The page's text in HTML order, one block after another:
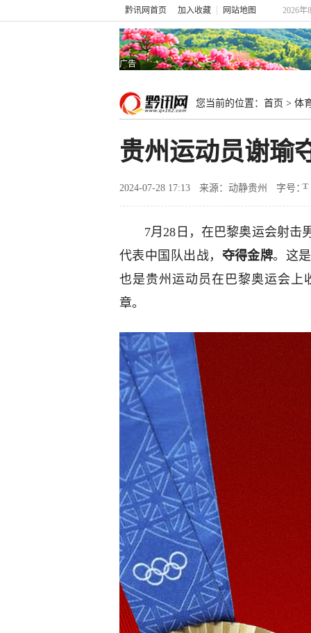
黔讯网首页 加入收藏 网站地图 2026年
广告
您当前的位置： 首页 > 体
贵州运动员谢瑜
2024-07-28 17:13 来源：动静贵州 字号：
7月28日，在巴黎奥运会射击
代表中国队出战， 夺得金牌。这
也是贵州运动员在巴黎奥运会上
章。